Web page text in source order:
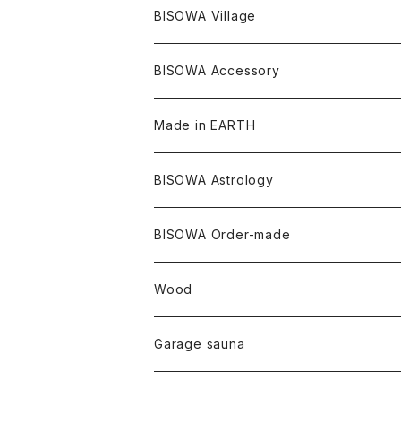
ツインソウル
メタモルフォーゼス
クォーツインクォーツ
デュモルチェライト
タンザナイト
ムーンストーン
中国
アメリカ
ヘアアクセサリー
イヤリング
キーホルダー
ヘンプコットン
ヘンプ
オーガニックコットン
Others
ヘンプ
オーガニックコットン
Underwear
Niceness Music
Cosmic Hemp 麻炭
セージ
オラクルカード
キャンドル
HAZE 和蝋燭
縁キャンドル
陶器
大蝶恵美子
Tomoko Uemura Art 麻炭陶器
Cosmic hemp
YUGEN GLASS
others
foods
絹
Others
オーガニックコットン
バンブー
オーガニックフリース
ヘンプオイル
BISOWA Village
Bisowa Club Room
BISOWA Accessory
ヘアゴム
宇佐美聖子
Made in EARTH
Misakubo Japan
碧-AOI-の松葉天然酵母パン
Uwajima Japan
BISOWA Astrology
BISOWA Order-made
∞Seiko Usami∞
Wood
Garage sauna